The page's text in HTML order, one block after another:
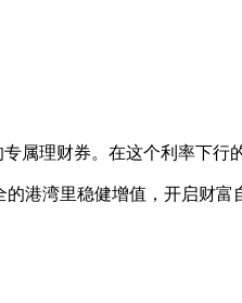
专属理财券。在这个利率下行
港湾里稳健增值，开启财富